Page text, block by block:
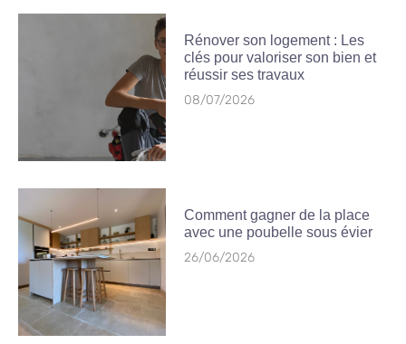
Rénover son logement : Les
clés pour valoriser son bien et
réussir ses travaux
08/07/2026
Comment gagner de la place
avec une poubelle sous évier
26/06/2026